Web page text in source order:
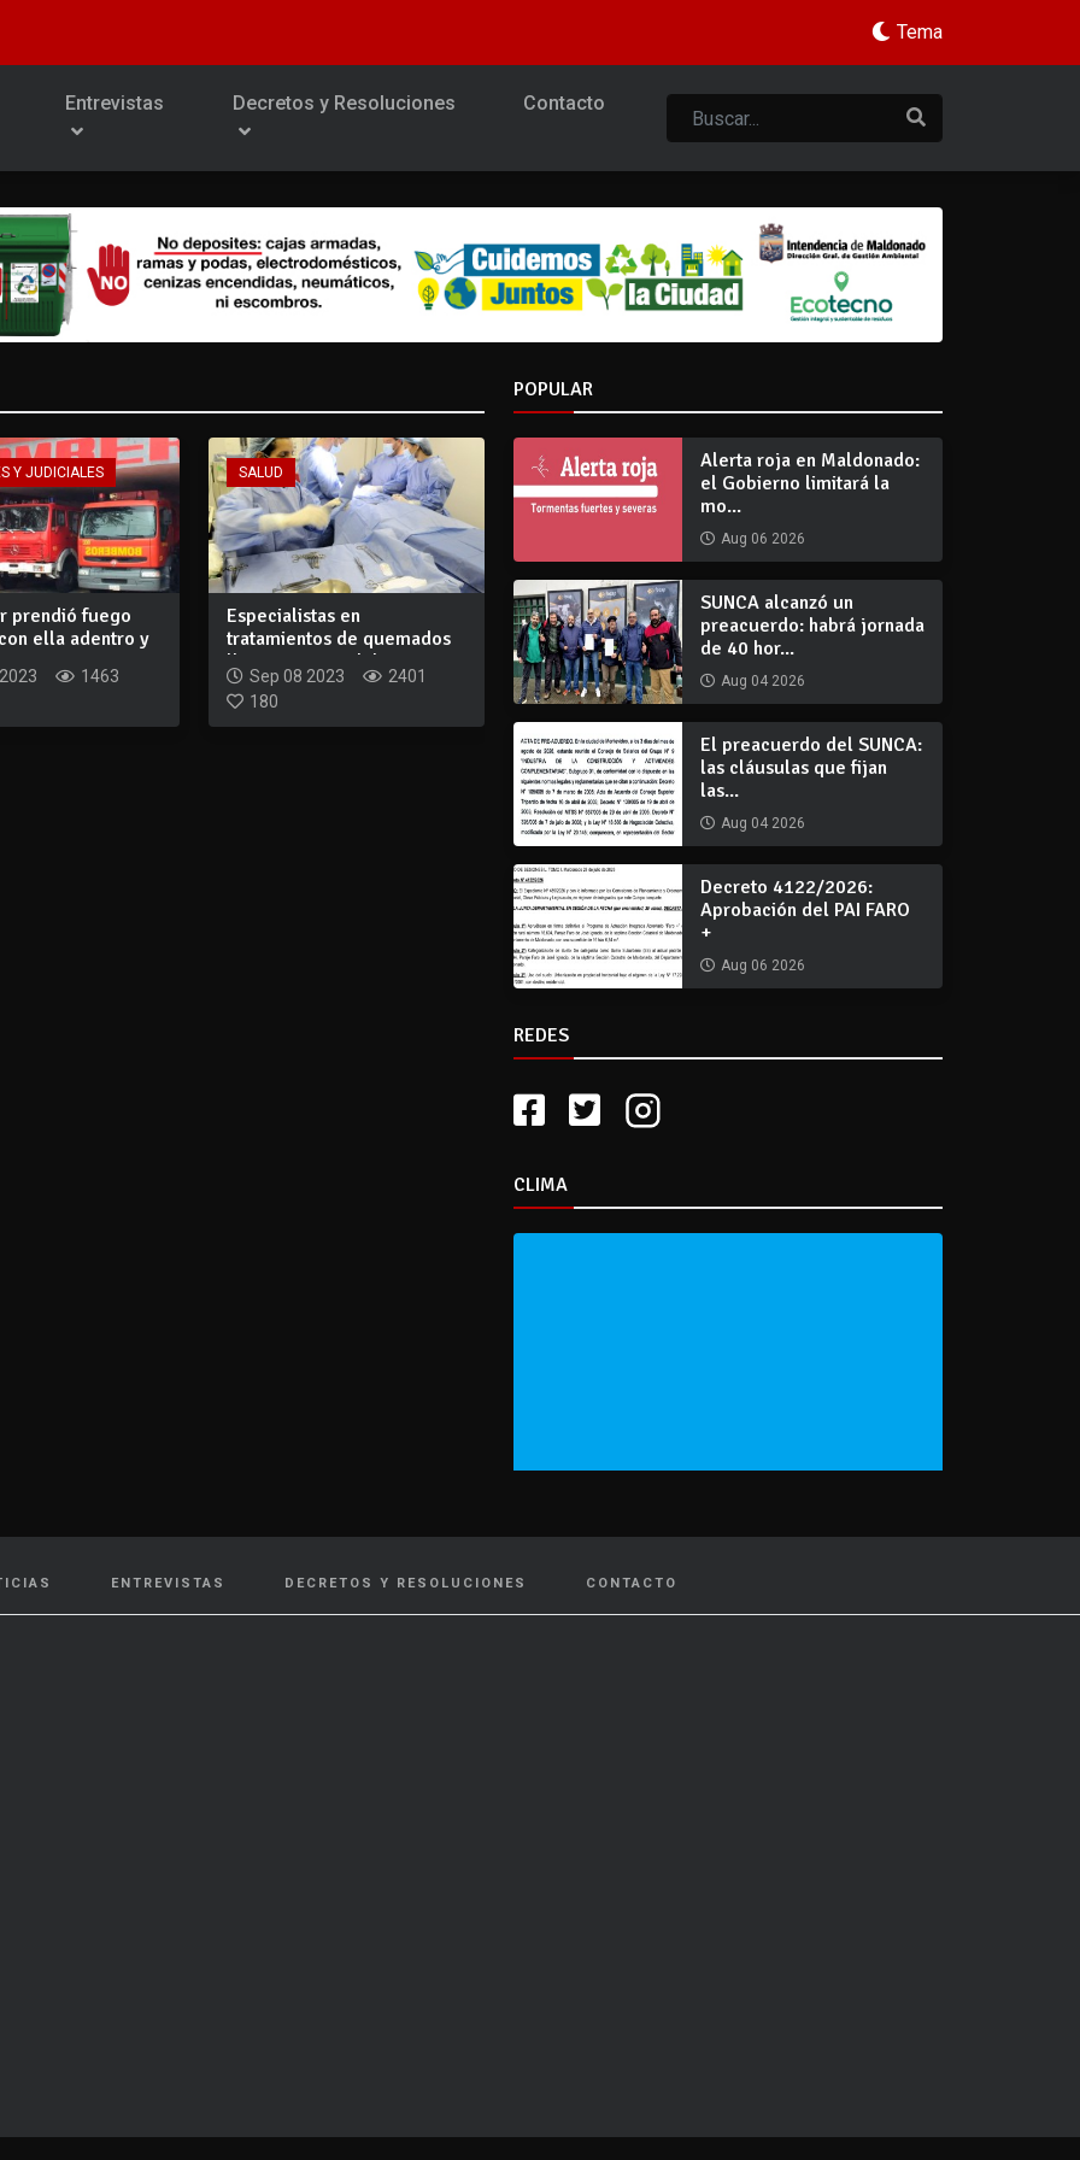
Tema
Entrevistas Decretos y Resoluciones Contacto
Y JUDICIALES
prendió fuego
ella adentro y
1463
SALUD
Especialistas en
tratamientos de quemados
llegan a Punta del...
Sep 08 2023
2401
180
POPULAR
Alerta roja en Maldonado:
el Gobierno limitará la
mo...
Aug 06 2026
SUNCA alcanzó un
preacuerdo: habrá jornada
de 40 hor...
Aug 04 2026
El preacuerdo del SUNCA:
las cláusulas que fijan
las...
Aug 04 2026
Decreto 4122/2026:
Aprobación del PAI FARO
+
Aug 06 2026
REDES
CLIMA
ENTREVISTAS DECRETOS Y RESOLUCIONES CONTACTO